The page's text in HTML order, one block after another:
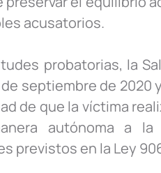
acusatorios.
probatorias, la
septiembre de 2020
de que la víctima
autónoma a
previstos en la Ley